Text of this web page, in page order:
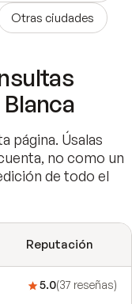
Otras ciudades
página. Úsalas
no como un
de todo el
Reputación
5.0(37 reseñas)